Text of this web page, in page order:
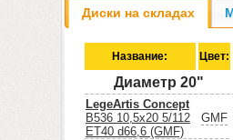
Диски на складах
Название: Цвет:
Диаметр 20"
LegeArtis Concept
B536 10,5x20 5/112
ET40 d66,6 (GMF)
GMF